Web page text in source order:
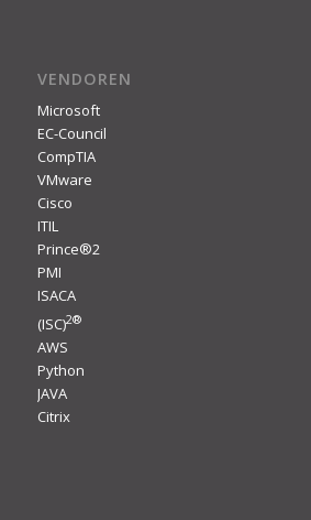
VENDOREN
Microsoft
EC-Council
CompTIA
VMware
Cisco
ITIL
Prince®2
PMI
ISACA
(ISC)2®
AWS
Python
JAVA
Citrix